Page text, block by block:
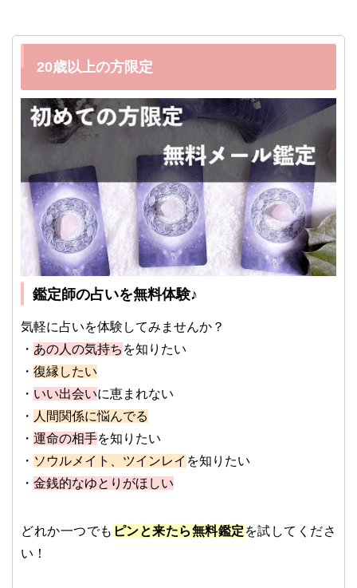
20歳以上の方限定
鑑定師の占いを無料体験♪
気軽に占いを体験してみませんか？
・ あの人の気持ち を知りたい
・ 復縁したい
・ いい出会いに恵まれない
・ 人間関係に悩んでる
・ 運命の相手を知りたい
・ ソウルメイト、ツインレイ を知りたい
・ 金銭的なゆとりがほしい
どれか一つでも ピンと来たら無料鑑定 を試してくださ
い！